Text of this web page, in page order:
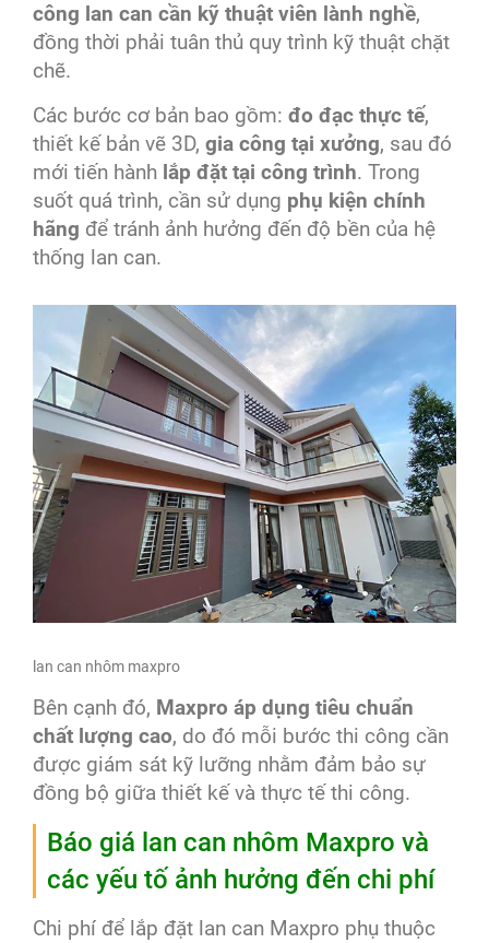
công lan can cần kỹ thuật viên lành nghề,
đồng thời phải tuân thủ quy trình kỹ thuật chặt
chẽ.
Các bước cơ bản bao gồm: đo đạc thực tế,
thiết kế bản vẽ 3D, gia công tại xưởng, sau đó
mới tiến hành lắp đặt tại công trình. Trong
suốt quá trình, cần sử dụng phụ kiện chính
hãng để tránh ảnh hưởng đến độ bền của hệ
thống lan can.
lan can nhôm maxpro
Bên cạnh đó, Maxpro áp dụng tiêu chuẩn
chất lượng cao, do đó mỗi bước thi công cần
được giám sát kỹ lưỡng nhằm đảm bảo sự
đồng bộ giữa thiết kế và thực tế thi công.
Báo giá lan can nhôm Maxpro và
các yếu tố ảnh hưởng đến chi phí
Chi phí để lắp đặt lan can Maxpro phụ thuộc